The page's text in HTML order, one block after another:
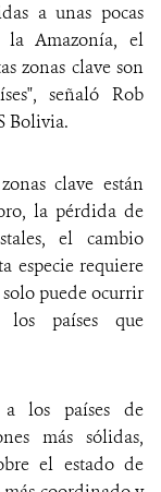
a unas pocas
la Amazonía, el
zonas clave son
señaló Rob
Bolivia.
clave están
la pérdida de
el cambio
especie requiere
solo puede ocurrir
los países que
los países de
más sólidas,
el estado de